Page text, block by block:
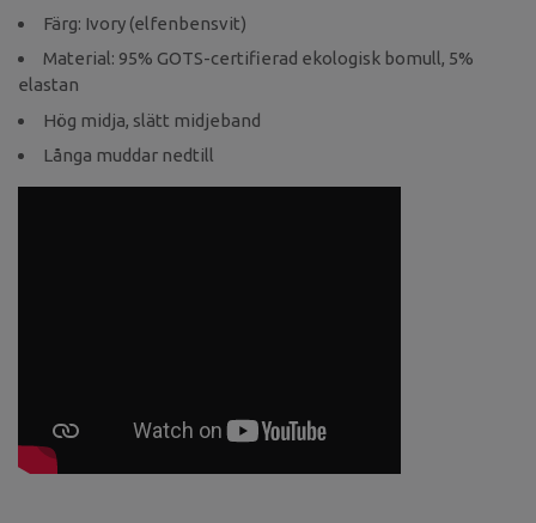
Färg: Ivory (elfenbensvit)
Material: 95% GOTS-certifierad ekologisk bomull, 5%
elastan
Hög midja, slätt midjeband
Långa muddar nedtill